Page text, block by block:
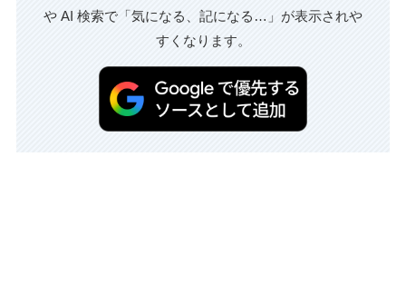
や AI 検索で「気になる、記になる…」が表示されや
すくなります。